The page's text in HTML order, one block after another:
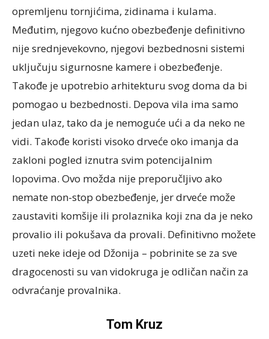
opremljenu tornjićima, zidinama i kulama.
Međutim, njegovo kućno obezbeđenje definitivno
nije srednjevekovno, njegovi bezbednosni sistemi
uključuju sigurnosne kamere i obezbeđenje.
Takođe je upotrebio arhitekturu svog doma da bi
pomogao u bezbednosti. Depova vila ima samo
jedan ulaz, tako da je nemoguće ući a da neko ne
vidi. Takođe koristi visoko drveće oko imanja da
zakloni pogled iznutra svim potencijalnim
lopovima. Ovo možda nije preporučljivo ako
nemate non-stop obezbeđenje, jer drveće može
zaustaviti komšije ili prolaznika koji zna da je neko
provalio ili pokušava da provali. Definitivno možete
uzeti neke ideje od Džonija – pobrinite se za sve
dragocenosti su van vidokruga je odličan način za
odvraćanje provalnika.
Tom Kruz